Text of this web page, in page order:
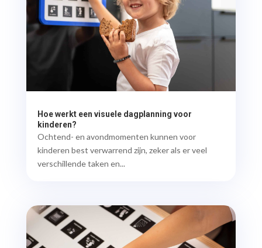
Hoe werkt een visuele dagplanning voor
kinderen?
Ochtend- en avondmomenten kunnen voor
kinderen best verwarrend zijn, zeker als er veel
verschillende taken en...